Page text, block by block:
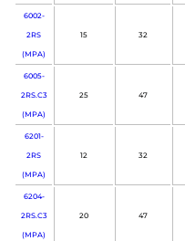
6002-
2RS
(MPA)
15 32
6005-
2RS.C3
(MPA)
25 47
6201-
2RS
(MPA)
12 32
6204-
2RS.C3
(MPA)
20 47